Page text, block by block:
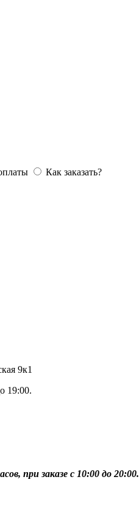
Как заказать?
9к1
19:00.
при заказе с 10:00 до 20:00.